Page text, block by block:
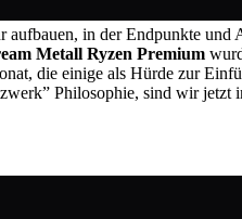
in der Endpunkte und
Metall Ryzen Premium
die einige als Hürde zur
Philosophie, sind wir